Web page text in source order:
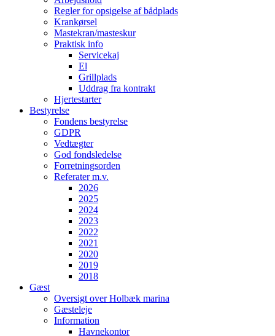
Regler for opsigelse af bådplads
Krankørsel
Mastekran/masteskur
Praktisk info
Servicekaj
El
Grillplads
Uddrag fra kontrakt
Hjertestarter
Bestyrelse
Fondens bestyrelse
GDPR
Vedtægter
God fondsledelse
Forretningsorden
Referater m.v.
2026
2025
2024
2023
2022
2021
2020
2019
2018
Gæst
Oversigt over Holbæk marina
Gæsteleje
Information
Havnekontor